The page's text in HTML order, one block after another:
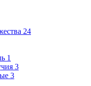
24
1
3
3